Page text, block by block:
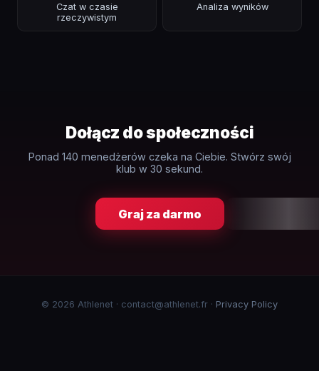
Czat w czasie
rzeczywistym
Analiza wyników
Dołącz do społeczności
Ponad 140 menedżerów czeka na Ciebie. Stwórz swój
klub w 30 sekund.
Graj za darmo
© 2026 Athlenet · contact@athlenet.fr · Privacy Policy